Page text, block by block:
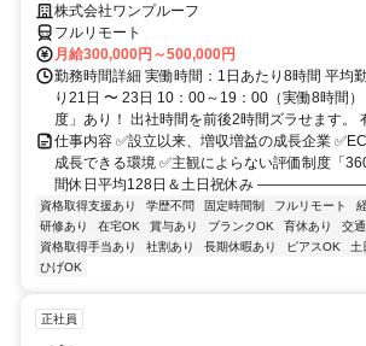
株式会社ワンプルーフ
フルリモート
月給300,000円～500,000円
勤務時間詳細 実働時間：1日あたり8時間 平均
り21日 〜 23日 10：00～19：00（実働8時間）
度」あり！ 出社時間を前後2時間ズラせます。
仕事内容 ✅設立以来、増収増益の成長企業
成長できる環境 ✅主観によらない評価制度「
間休日平均128日＆土日祝休み
資格取得支援あり 学歴不問 固定時間制 フルリモート
研修あり
在宅OK 賞与あり ブランクOK 育休あり 交
資格取得手当あり
社割あり 長期休暇あり ピアスOK 土
ひげOK
正社員